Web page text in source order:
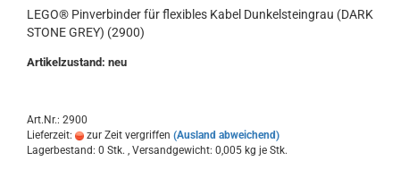
LEGO® Pinverbinder für flexibles Kabel Dunkelsteingrau (DARK
STONE GREY) (2900)
Artikelzustand: neu
Art.Nr.: 2900
Lieferzeit:
zur Zeit vergriffen (Ausland abweichend)
Lagerbestand: 0 Stk. , Versandgewicht: 0,005 kg je Stk.